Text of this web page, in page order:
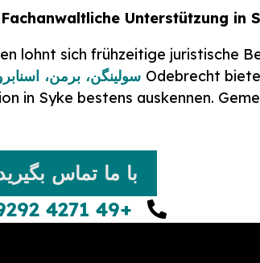
lohnt sich frühzeitige juristische
Odebrecht سولینگن، برمن،
in Syke bestens auskennen.
با ما تماس
+49 4271 8009292